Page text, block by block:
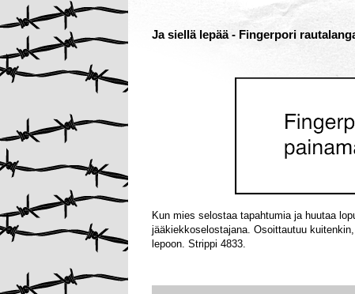
Ja siellä lepää - Fingerpori
Kun mies selostaa tapahtumia ja huutaa
jääkiekkoselostajana. Osoittautuu
lepoon. Strippi 4833.